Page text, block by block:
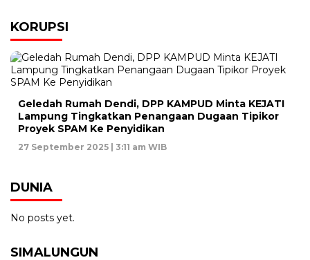
KORUPSI
Geledah Rumah Dendi, DPP KAMPUD Minta KEJATI
Lampung Tingkatkan Penangaan Dugaan Tipikor
Proyek SPAM Ke Penyidikan
27 September 2025 | 3:11 am WIB
DUNIA
No posts yet.
SIMALUNGUN